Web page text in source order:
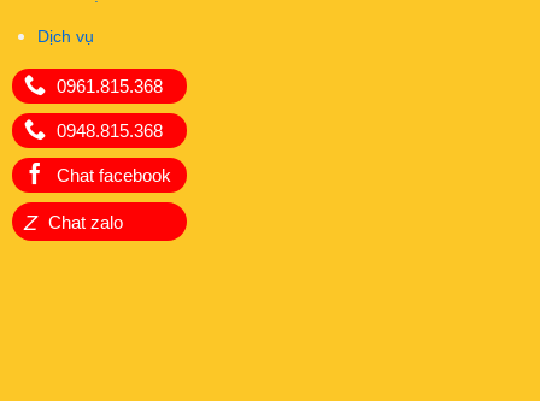
0961.815.368
0948.815.368
Chat facebook
Z Chat zalo
Dịch vụ
Khóa học